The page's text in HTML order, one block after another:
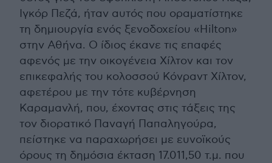
Ιγκόρ Πεζά, ήταν αυτός που οραματίστηκε
τη δημιουργία ενός ξενοδοχείου «Hilton»
στην Αθήνα. Ο ίδιος έκανε τις επαφές
αφενός με την οικογένεια Χίλτον και τον
επικεφαλής του κολοσσού Κόνραντ Χίλτον,
αφετέρου με την τότε κυβέρνηση
Καραμανλή, που, έχοντας στις τάξεις της
τον διορατικό Παναγή Παπαληγούρα,
πείστηκε να παραχωρήσει με ευνοϊκούς
όρους τη δημόσια έκταση 17.011,50 τ.μ. που